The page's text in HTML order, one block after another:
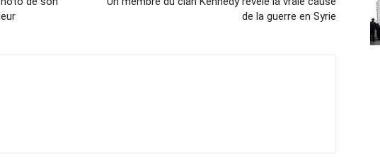
de la guerre en Syrie